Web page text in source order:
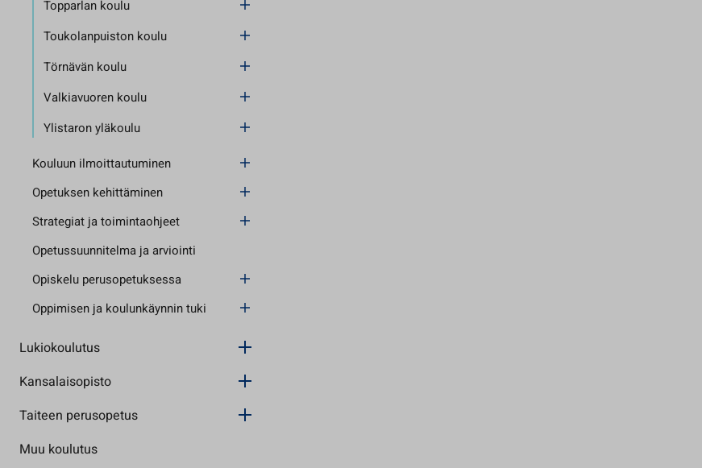
Topparlan koulu
Toukolanpuiston koulu
Törnävän koulu
Valkiavuoren koulu
Ylistaron yläkoulu
Kouluun ilmoittautuminen
Opetuksen kehittäminen
Strategiat ja toimintaohjeet
Opetussuunnitelma ja arviointi
Opiskelu perusopetuksessa
Oppimisen ja koulunkäynnin tuki
Lukiokoulutus
Kansalaisopisto
Taiteen perusopetus
Muu koulutus